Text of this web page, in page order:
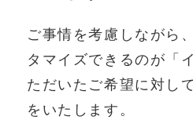
ご事情を考慮しながら
タマイズできるのが「
ただいたご希望に対し
をいたします。